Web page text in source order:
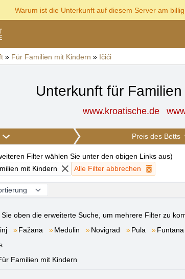
Warum ist die Unterkunft auf diesem Server am
» Für Familien mit Kindern » Ičići
Unterkunft für
www.kroatische.de
Preis des Betts
Filter wählen Sie unter den obigen Links aus)
mit Kindern Alle Filter abbrechen
oben die erweiterte Suche, um mehrere Filter zu
Fažana Medulin Novigrad Pula Funtana
Familien mit Kindern